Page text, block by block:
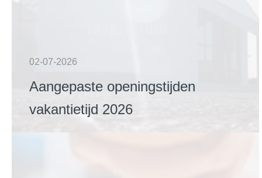
02-07-2026
Aangepaste openingstijden
vakantietijd 2026